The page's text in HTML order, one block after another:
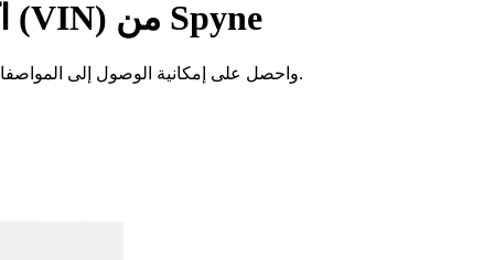
اكتشف تفاصيل سيارتك بونتياك باستخدام جهاز فك تشفير رقم الهيكل (VIN) من Spyne
قم بفك تشفير رقم تعريف السيارة (VIN) الخاص بسيارتك Pontiac واحصل على إمكانية الوصول إلى المواصفات الرئيسية وتفاصيل الإنتاج وغيرها من المعلومات التاريخية حول سيارتك.